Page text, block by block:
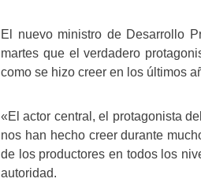
El nuevo ministro de Desarrollo
martes que el verdadero
como se hizo creer en los últimos
«El actor central, el protagonista
nos han hecho creer durante
de los productores en todos los
autoridad.